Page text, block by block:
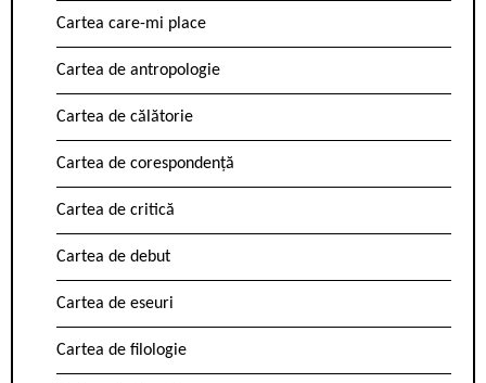
Cartea care-mi place
Cartea de antropologie
Cartea de călătorie
Cartea de corespondență
Cartea de critică
Cartea de debut
Cartea de eseuri
Cartea de filologie